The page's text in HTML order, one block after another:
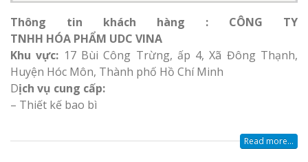
Thông tin khách hàng : CÔNG TY
TNHH HÓA PHẨM UDC VINA
Khu vực: 17 Bùi Công Trừng, ấp 4, Xã Đông Thạnh,
Huyện Hóc Môn, Thành phố Hồ Chí Minh
Dịch vụ cung cấp:
– Thiết kế bao bì
Read more...